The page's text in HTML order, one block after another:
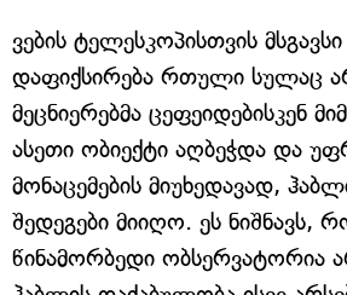
ვების ტელესკოპისთვის
დაფიქსირება რთული სულაც
მეცნიერებმა ცეფეიდებისკენ
ასეთი ობიექტი აღბეჭდა და
მონაცემების მიუხედავად,
შედეგები მიიღო. ეს ნიშნავს,
წინამორბედი ობსერვატორია